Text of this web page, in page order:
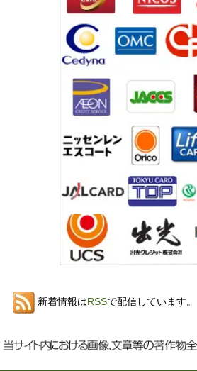
新着情報はRSSで配信しています。